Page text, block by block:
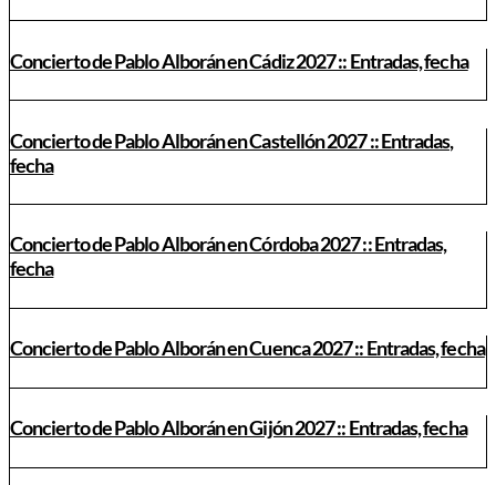
Concierto de Pablo Alborán en Cádiz 2027 :: Entradas, fecha
Concierto de Pablo Alborán en Castellón 2027 :: Entradas,
fecha
Concierto de Pablo Alborán en Córdoba 2027 :: Entradas,
fecha
Concierto de Pablo Alborán en Cuenca 2027 :: Entradas, fecha
Concierto de Pablo Alborán en Gijón 2027 :: Entradas, fecha